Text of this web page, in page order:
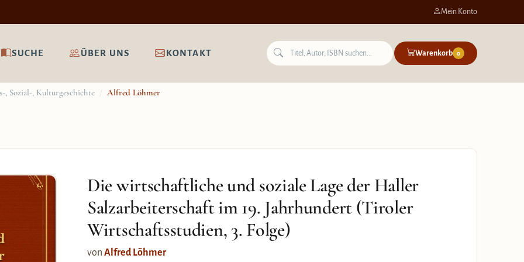
Mein Konto
SUCHE ÜBER UNS KONTAKT Warenkorb 0
, Sozial-, Kulturgeschichte / Alfred Löhmer
Die wirtschaftliche und soziale Lage der Haller
Salzarbeiterschaft im 19. Jahrhundert (Tiroler
Wirtschaftsstudien, 3. Folge)
von Alfred Löhmer